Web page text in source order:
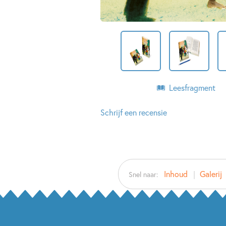
Leesfragment
Schrijf een recensie
Snel naar: Inhoud Galerij